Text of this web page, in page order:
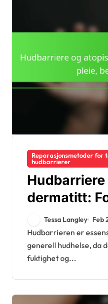
Reparasjonsmetoder for
hudbarrierer
dermatitt:
pleie,
Tessa Langley Feb
Hudbarrieren er essensiell for å opprettholde
generell hudhelse, da
fuktighet og...